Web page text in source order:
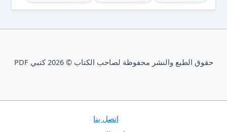
حقوق الطبع والنشر محفوظة لصاحب الكتاب © 2026 كتبي PDF
إتصل بنا